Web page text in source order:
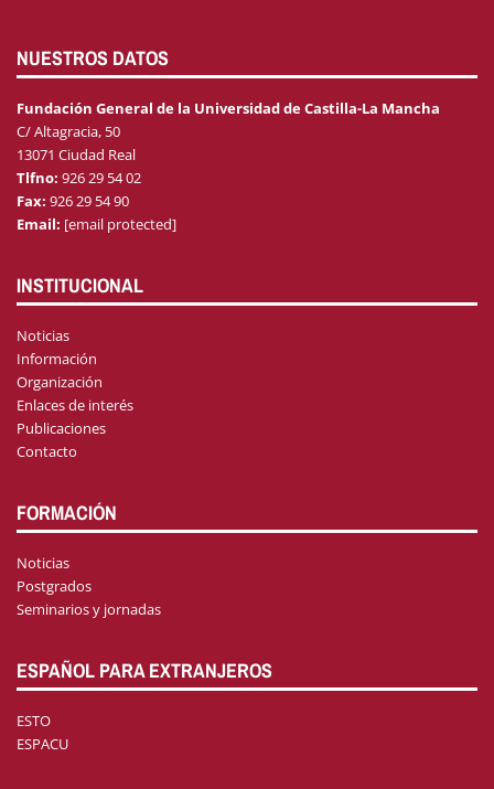
NUESTROS DATOS
Fundación General de la Universidad de Castilla-La Mancha
C/ Altagracia, 50
13071 Ciudad Real
Tlfno: 926 29 54 02
Fax: 926 29 54 90
Email: [email protected]
INSTITUCIONAL
Noticias
Información
Organización
Enlaces de interés
Publicaciones
Contacto
FORMACIÓN
Noticias
Postgrados
Seminarios y jornadas
ESPAÑOL PARA EXTRANJEROS
ESTO
ESPACU